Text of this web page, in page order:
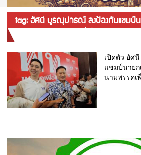
tag: อัศนี บูรณุปกรณ์ ลงป้องกันแชมป์น
เปิดตัว อัศ
แชมป์นายก
นามพรรคเ